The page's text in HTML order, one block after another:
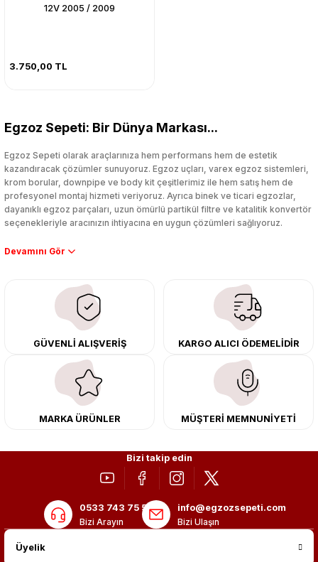
12V 2005 / 2009
3.750,00 TL
Egzoz Sepeti: Bir Dünya Markası...
Egzoz Sepeti olarak araçlarınıza hem performans hem de estetik
kazandıracak çözümler sunuyoruz. Egzoz uçları, varex egzoz sistemleri,
krom borular, downpipe ve body kit çeşitlerimiz ile hem satış hem de
profesyonel montaj hizmeti veriyoruz. Ayrıca binek ve ticari egzozlar,
dayanıklı egzoz parçaları, uzun ömürlü partikül filtre ve katalitik konvertör
seçenekleriyle aracınızın ihtiyacına en uygun çözümleri sağlıyoruz.
Performans artışı isteyen sürücüler için özel performans egzozları ve
çıkma orijinal ürünler ile yenileyebilir, body kit uygulamalarıyla aracınızın
tasarımını ve aerodinamisini üst seviyeye taşıyabilirsiniz.
Tüm ürünlerimiz orijinal, dayanıklı ve uzun ömürlüdür. İstanbul’daki montaj
merkezimizde profesyonel montaj yapıyor, Türkiye’nin her yerine güvenli
kargo ile teslimat gerçekleştiriyoruz. Aracınıza değer katmak için doğru
adres: Egzoz Sepeti.
GÜVENLİ ALIŞVERİŞ KARGO ALICI ÖDEMELİDİR
MARKA ÜRÜNLER MÜŞTERİ MEMNUNİYETİ
Bizi takip edin
0533 743 75 56
Bizi Arayın
info@egzozsepeti.com
Bizi Ulaşın
Üyelik